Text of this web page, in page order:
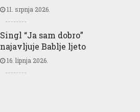
11. srpnja 2026.
Singl “Ja sam dobro”
najavljuje Bablje ljeto
16. lipnja 2026.